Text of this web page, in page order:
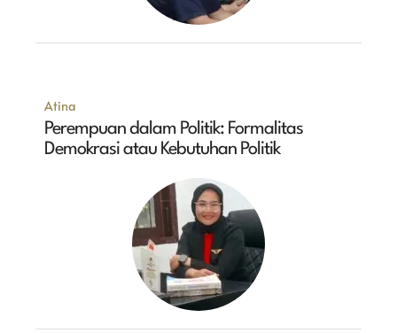
Atina
Perempuan dalam Politik: Formalitas
Demokrasi atau Kebutuhan Politik